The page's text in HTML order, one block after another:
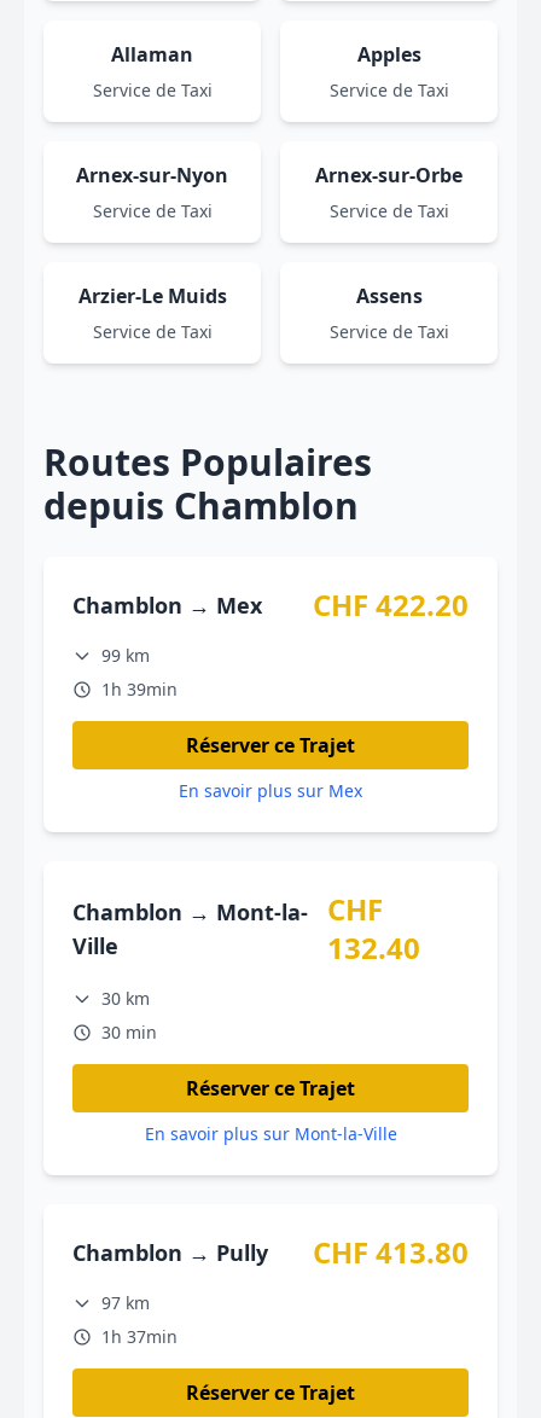
Allaman
Service de Taxi
Apples
Service de Taxi
Arnex-sur-Nyon
Service de Taxi
Arnex-sur-Orbe
Service de Taxi
Arzier-Le Muids
Service de Taxi
Assens
Service de Taxi
Routes Populaires
depuis Chamblon
Chamblon → Mex CHF 422.20
99 km
1h 39min
Réserver ce Trajet
En savoir plus sur Mex
Chamblon → Mont-la-
Ville
CHF
132.40
30 km
30 min
Réserver ce Trajet
En savoir plus sur Mont-la-Ville
Chamblon → Pully CHF 413.80
97 km
1h 37min
Réserver ce Trajet